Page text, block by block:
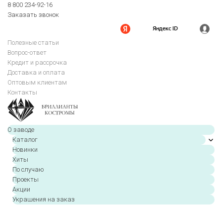
8 800 234-92-16
Заказать звонок
Полезные статьи
Вопрос-ответ
Кредит и рассрочка
Доставка и оплата
Оптовым клиентам
Контакты
О заводе
Каталог
Новинки
Хиты
По случаю
Проекты
Акции
Украшения на заказ